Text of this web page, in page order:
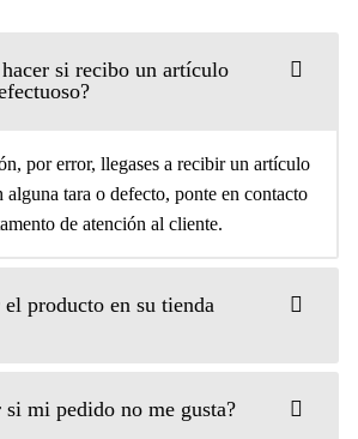
hacer si recibo un artículo
por error, llegases a recibir un artículo
tara o defecto, ponte en contacto
de atención al cliente.
el producto en su tienda
si mi pedido no me gusta?